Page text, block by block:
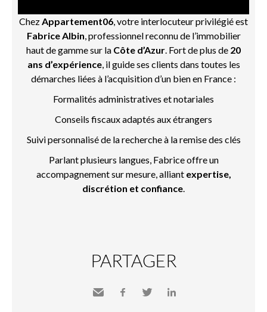
Chez Appartement06 , votre interlocuteur privilégié est
Fabrice Albin , professionnel reconnu de l’immobilier
haut de gamme sur la Côte d’Azur . Fort de plus de 20
ans d’expérience, il guide ses clients dans toutes les
démarches liées à l’acquisition d’un bien en France :
Formalités administratives et notariales
Conseils fiscaux adaptés aux étrangers
Suivi personnalisé de la recherche à la remise des clés
Parlant plusieurs langues, Fabrice offre un
accompagnement sur mesure, alliant expertise,
discrétion et confiance
PARTAGER